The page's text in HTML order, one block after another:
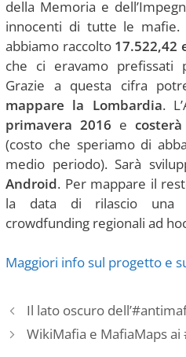
della Memoria e
innocenti di tutte le
abbiamo raccolto 17.522,42
che ci eravamo prefissati
Grazie a questa cifra
mappare la Lombardia.
primavera 2016 e
(costo che speriamo di
medio periodo). Sarà
Android. Per mappare il
la data di rilascio una
crowdfunding regionali ad
Maggiori info sul progetto e
Il lato oscuro
WikiMafia e MafiaMaps